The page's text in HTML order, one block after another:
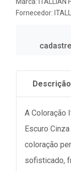
Fornecedor:
Descrição
A Coloração
Escuro
coloração
sofisticado,